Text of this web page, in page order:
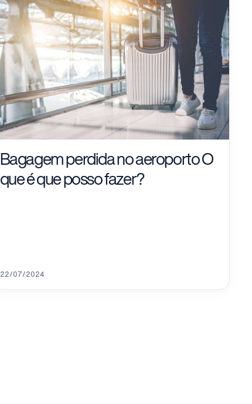
Bagagem perdida no aeroporto O
que é que posso fazer?
22/07/2024